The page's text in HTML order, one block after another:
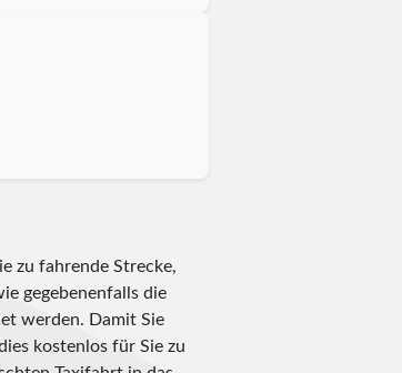
zu fahrende Strecke,
gegebenenfalls die
werden. Damit Sie
kostenlos für Sie zu